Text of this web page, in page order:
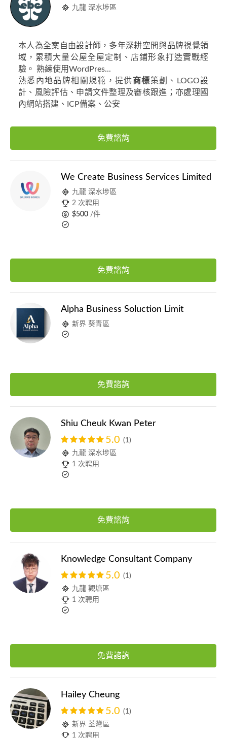
九龍 深水埗區
本人為全案自由設計師，多年深耕空間與品牌視覺領
域，累積大量公屋全屋定制、店鋪形象打造實戰經
驗。 熟練使用WordPres...
熟悉內地品牌相關規範，提供 商標策劃、LOGO設
計、風險評估、申請文件整理及審核跟進；亦處理國
內網站搭建、ICP備案、公安
免費諮詢
We Create Business Services Limited
九龍 深水埗區
2 次聘用
$500 /件
免費諮詢
Alpha Business Soluction Limit
新界 葵青區
免費諮詢
Shiu Cheuk Kwan Peter
5.0 (1)
九龍 深水埗區
1 次聘用
免費諮詢
Knowledge Consultant Company
5.0 (1)
九龍 觀塘區
1 次聘用
免費諮詢
Hailey Cheung
5.0 (1)
新界 荃灣區
1 次聘用